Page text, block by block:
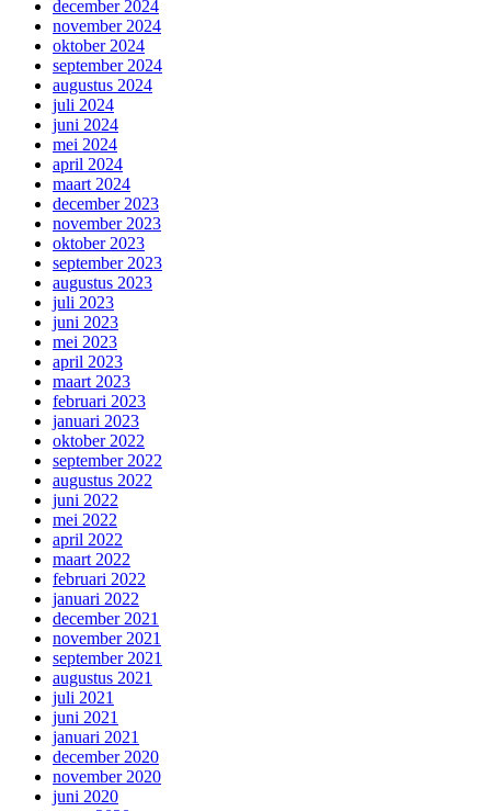
december 2024
november 2024
oktober 2024
september 2024
augustus 2024
juli 2024
juni 2024
mei 2024
april 2024
maart 2024
december 2023
november 2023
oktober 2023
september 2023
augustus 2023
juli 2023
juni 2023
mei 2023
april 2023
maart 2023
februari 2023
januari 2023
oktober 2022
september 2022
augustus 2022
juni 2022
mei 2022
april 2022
maart 2022
februari 2022
januari 2022
december 2021
november 2021
september 2021
augustus 2021
juli 2021
juni 2021
januari 2021
december 2020
november 2020
juni 2020